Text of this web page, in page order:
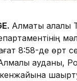
Алматы
8:58-де өрт
ауданы,